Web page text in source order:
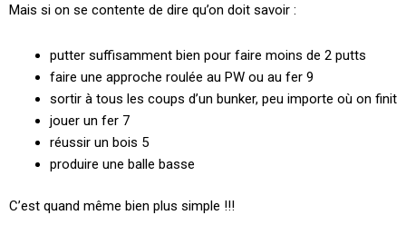
Mais si on se contente de dire qu’on doit savoir :
putter suffisamment bien pour faire moins de 2 putts
faire une approche roulée au PW ou au fer 9
sortir à tous les coups d’un bunker, peu importe où on finit
jouer un fer 7
réussir un bois 5
produire une balle basse
C’est quand même bien plus simple !!!